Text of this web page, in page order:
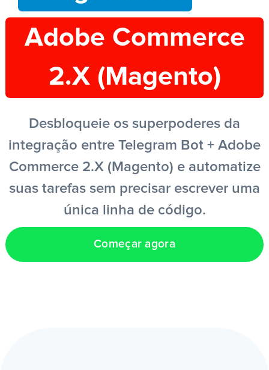
PT
Adobe Commerce
2.X (Magento)
Desbloqueie os superpoderes da
integração entre Telegram Bot + Adobe
Commerce 2.X (Magento) e automatize
suas tarefas sem precisar escrever uma
única linha de código.
Começar agora